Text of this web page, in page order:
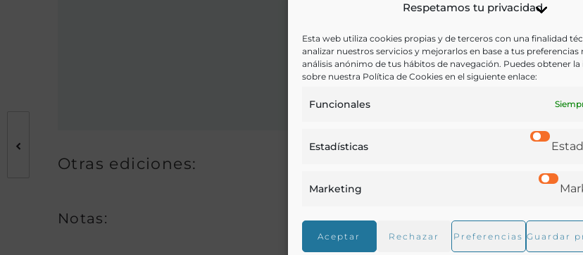
Respetamos tu privacidad
Esta web utiliza cookies propias y de terceros con una finalidad
analizar nuestros servicios y mejorarlos en base a tus preferencias
análisis anónimo de tus hábitos de navegación. Puedes obtener
sobre nuestra Política de Cookies en el siguiente enlace:
Funcionales
Estadísticas
Marketing
Aceptar Rechazar Preferencias Guardar
Industria y Tecnología
Palabras clave:
Bodegas, Cataluña,
Imágenes, Vinos
Idioma:Catalán
Otras ediciones:
Notas: